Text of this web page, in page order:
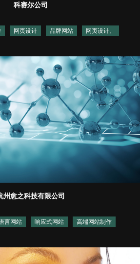
科赛尔公司
网页设计 品牌网站 网页设计、
州愈之科技有限公司
言网站 响应式网站 高端网站制作